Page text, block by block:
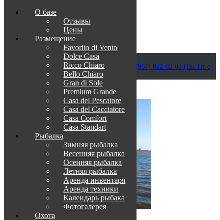
Приветствуем в Венеции на Каспии!
info@otdih-v-astrakhani.ru Как нас найти
+7 (967) 822-02-08 (Пн-Пт с
09:00 до 18:00)
Забронировать
О базе
Отзывы
Цены
Размещение
Favorito di Vento
Dolce Casa
Ricco Chiaro
Bello Chiaro
Gran di Sole
Premium Grande
Casa del Pescatore
Casa del Cacсiatore
Casa Comfort
Casa Standart
Рыбалка
Зимняя рыбалка
Весенняя рыбалка
Осенняя рыбалка
Летняя рыбалка
Аренда инвентаря
Аренда техники
Календарь рыбака
Фотогалерея
Охота